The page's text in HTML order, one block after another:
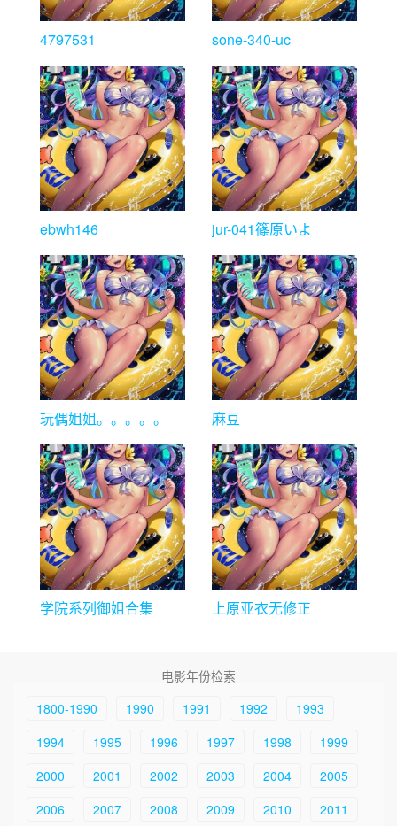
4797531 sone-340-uc
ebwh146 jur-041篠原いよ
玩偶姐姐。。。。。 麻豆
学院系列御姐合集 上原亚衣无修正
电影年份检索
1800-1990
1990 1991 1992
1993
1994
1995 1996 1997 1998
1999
2000
2001 2002 2003 2004
2005
2006
2007 2008 2009 2010 2011